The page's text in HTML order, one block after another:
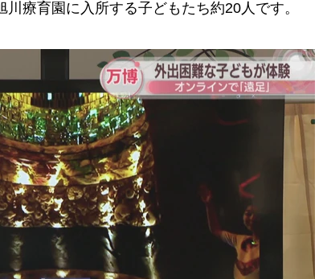
療育園に入所する子どもたち約20人です。